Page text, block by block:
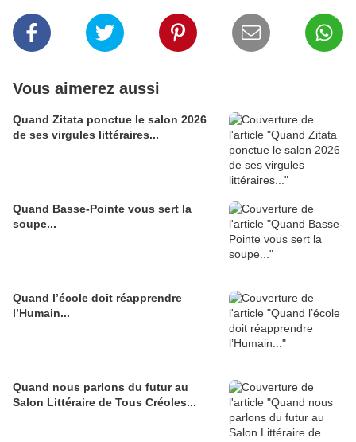
Vous aimerez aussi
Quand Zitata ponctue le salon 2026
de ses virgules littéraires...
Quand Basse-Pointe vous sert la
soupe...
Quand l’école doit réapprendre
l’Humain...
Quand nous parlons du futur au
Salon Littéraire de Tous Créoles...